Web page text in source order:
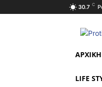
30.7 C
ΑΡΧΙΚΉ
LIFE